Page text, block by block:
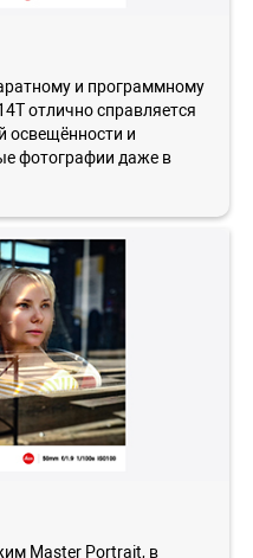
и программному
отлично справляется
освещённости и
фотографии даже в
Master Portrait, в